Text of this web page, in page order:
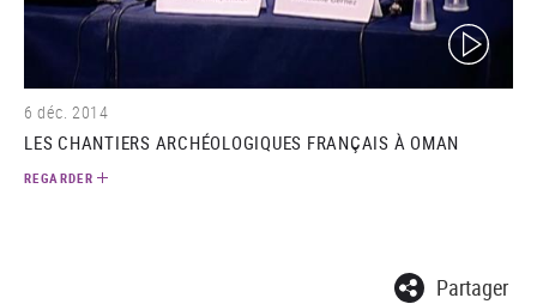
(video)
6 déc. 2014
LES CHANTIERS ARCHÉOLOGIQUES FRANÇAIS À OMAN
REGARDER
Partager